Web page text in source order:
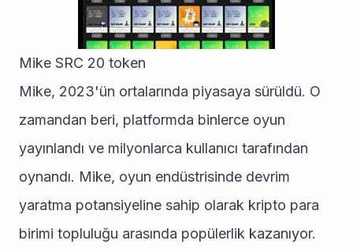
Mike SRC 20 token
Mike, 2023'ün ortalarında piyasaya sürüldü. O
zamandan beri, platformda binlerce oyun
yayınlandı ve milyonlarca kullanıcı tarafından
oynandı. Mike, oyun endüstrisinde devrim
yaratma potansiyeline sahip olarak kripto para
birimi topluluğu arasında popülerlik kazanıyor.